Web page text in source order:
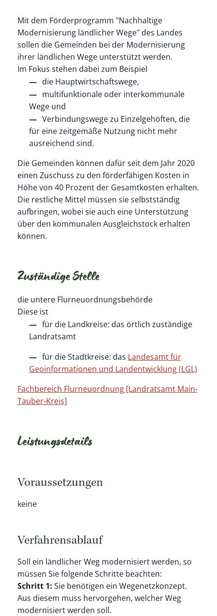
Mit dem Förderprogramm "Nachhaltige
Modernisierung ländlicher Wege" des Landes
sollen die Gemeinden bei der Modernisierung
ihrer ländlichen Wege unterstützt werden.
Im Fokus stehen dabei zum Beispiel
die Hauptwirtschaftswege,
multifunktionale oder interkommunale
Wege und
Verbindungswege zu Einzelgehöften, die
für eine zeitgemäße Nutzung nicht mehr
ausreichend sind.
Die Gemeinden können dafür seit dem Jahr 2020
einen Zuschuss zu den förderfähigen Kosten in
Höhe von 40 Prozent der Gesamtkosten erhalten.
Die restliche Mittel müssen sie selbstständig
aufbringen, wobei sie auch eine Unterstützung
über den kommunalen Ausgleichstock erhalten
können.
Zuständige Stelle
die untere Flurneuordnungsbehörde
Diese ist
für die Landkreise: das örtlich zuständige
Landratsamt
für die Stadtkreise: das Landesamt für
Geoinformationen und Landentwicklung (LGL)
Fachbereich Flurneuordnung [Landratsamt Main-
Tauber-Kreis]
Leistungsdetails
Voraussetzungen
keine
Verfahrensablauf
Soll ein ländlicher Weg modernisiert werden, so
müssen Sie folgende Schritte beachten:
Schritt 1: Sie benötigen ein Wegenetzkonzept.
Aus diesem muss hervorgehen, welcher Weg
modernisiert werden soll.